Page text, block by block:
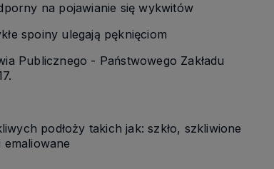
na pojawianie się wykwitów
spoiny ulegają pęknięciom
Publicznego - Państwowego Zakładu
podłoży takich jak: szkło, szkliwione